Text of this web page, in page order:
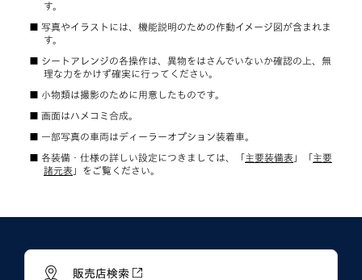
す。
写真やイラストには、機能説明のための作動イメージ図が含まれま
す。
シートアレンジの各操作は、異物をはさんでいないか確認の上、無
理な力をかけず確実に行ってください。
小物類は撮影のために用意したものです。
画面はハメコミ合成。
一部写真の車両はディーラーオプション装着車。
各装備・仕様の詳しい設定につきましては、「 主要装備表 」「 主要
諸元表 」をご覧ください。
販売店検索